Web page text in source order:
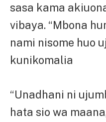
sasa kama
vibaya. “Mbona
nami nisome huo
kunikomalia
“Unadhani ni
hata sio wa